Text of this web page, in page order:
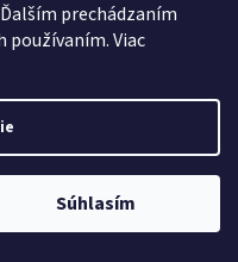
prechádzaním
používaním. Viac
Súhlasím